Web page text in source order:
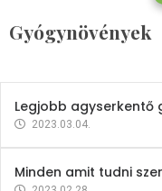
Gyógynövények
Mindent a
2023.12.21.
Legjobb agyserkentő
2023.03.04.
Minden amit tudni